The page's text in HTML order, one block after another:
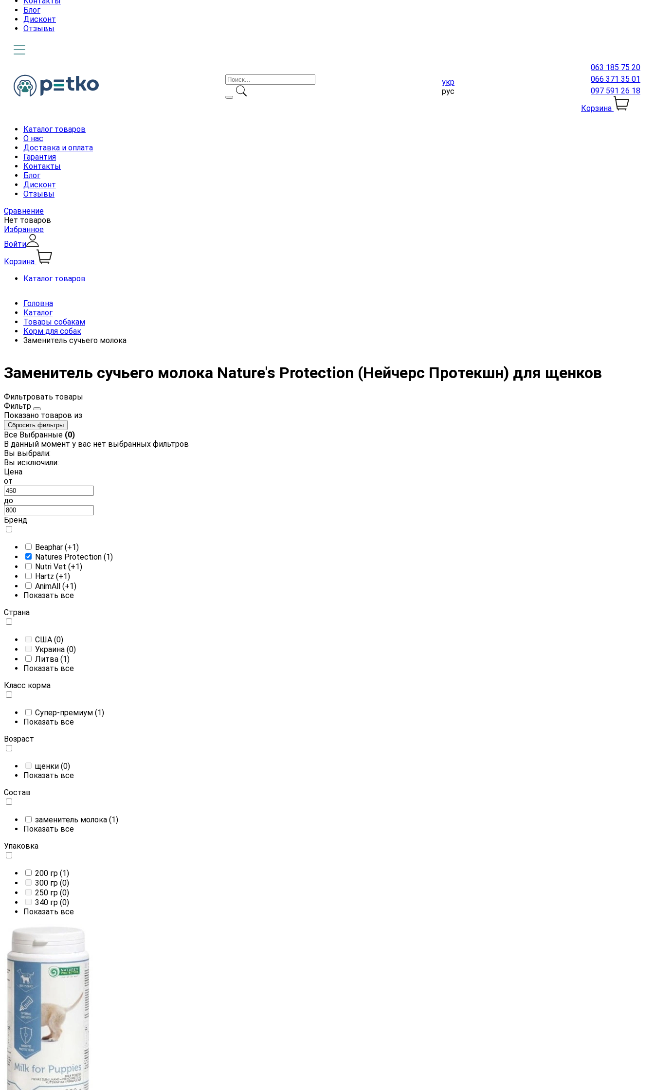
Блог
Дисконт
Отзывы
укр
рус
063 185 75 20
066 371 35 01
097 591 26 18
Корзина
Каталог товаров
О нас
Доставка и оплата
Гарантия
Контакты
Блог
Дисконт
Отзывы
Сравнение
Нет товаров
Избранное
Войти
Корзина
Каталог товаров
Головна
Каталог
Товары собакам
Корм для собак
Заменитель сучьего молока
Заменитель сучьего молока Nature's Protection (Нейчерс Протекшн) для щенков
Фильтровать товары
Фильтр
Показано товаров из
Сбросить фильтры
Все Выбранные (0)
В данный момент у вас нет выбранных фильтров
Вы выбрали:
Вы исключили:
Цена
от
до
Бренд
Beaphar (+1)
Natures Protection (1)
Nutri Vet (+1)
Hartz (+1)
AnimAll (+1)
Показать все
Страна
CША (0)
Украина (0)
Литва (1)
Показать все
Класс корма
Супер-премиум (1)
Показать все
Возраст
щенки (0)
Показать все
Состав
заменитель молока (1)
Показать все
Упаковка
200 гр (1)
300 гр (0)
250 гр (0)
340 гр (0)
Показать все